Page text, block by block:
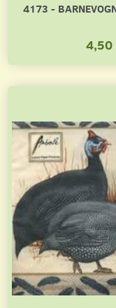
4173 -
4,50